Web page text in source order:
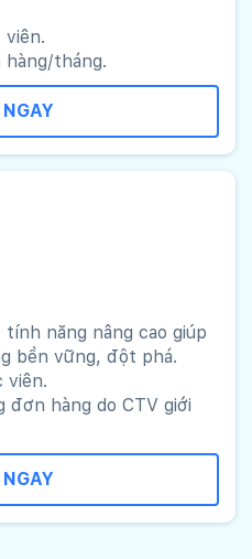
viên.
tháng.
tính năng nâng cao giúp
bền vững, đột phá.
viên.
đơn hàng do CTV giới